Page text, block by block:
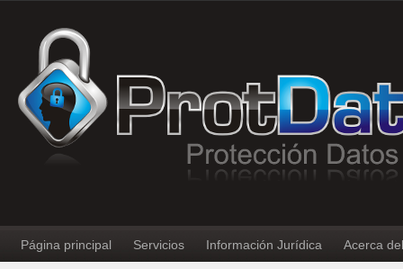
Página principal Servicios Información Jurídica Acerca